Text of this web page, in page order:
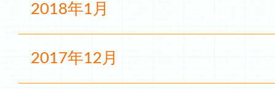
2018年1月
2017年12月